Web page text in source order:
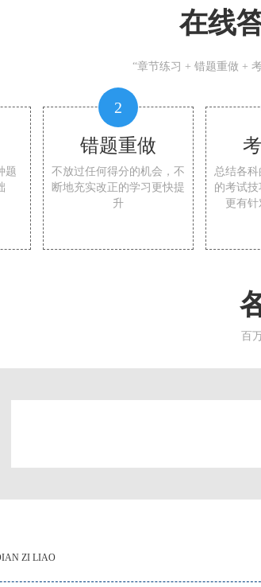
在线
“章节练习 + 错题重做 +
题
2
错题重做
不放过任何得分的机会，不
断地充实改正的学习更快提
升
总结各科
的考试
更有
百
ZI LIAO